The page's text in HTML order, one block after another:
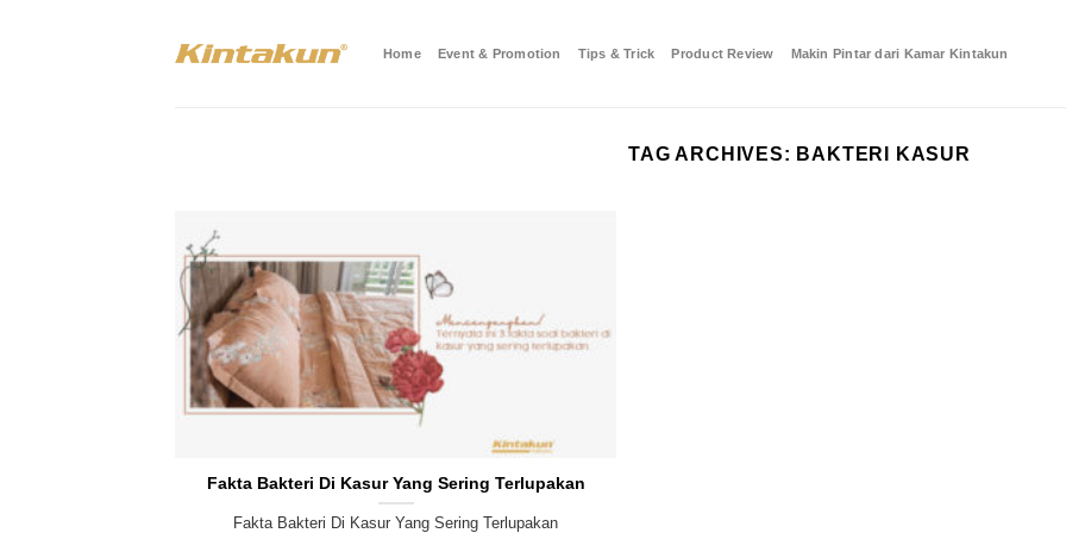
Home Event & Promotion Tips & Trick Product Review Makin Pintar dari Kamar Kintakun
TAG ARCHIVES: BAKTERI KASUR
Fakta Bakteri Di Kasur Yang Sering Terlupakan
Fakta Bakteri Di Kasur Yang Sering Terlupakan